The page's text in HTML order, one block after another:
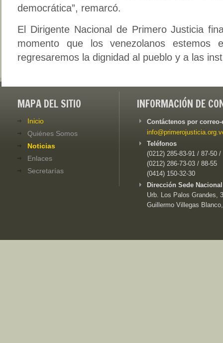
democrática”, remarcó.
El Dirigente Nacional de Primero Justicia
momento que los venezolanos estemos
regresaremos la dignidad al pueblo y a las
MAPA DEL SITIO
Inicio
Quiénes Somos
Noticias
Enlaces
Secretarías
INFORMACIÓN DE
Contáctenos por
Teléfonos
(0212) 285-83-91 / 87-50 /
(0212) 286-73-03 / 88-55
(0414) 150-32-30
Dirección Sede
Urb. Los Palos Grandes,
Guillermo Villegas